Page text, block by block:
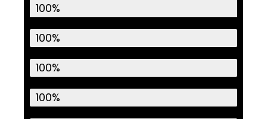
Água
100%
Sarjeta
100%
Iluminação
100%
Meio Fio
100%